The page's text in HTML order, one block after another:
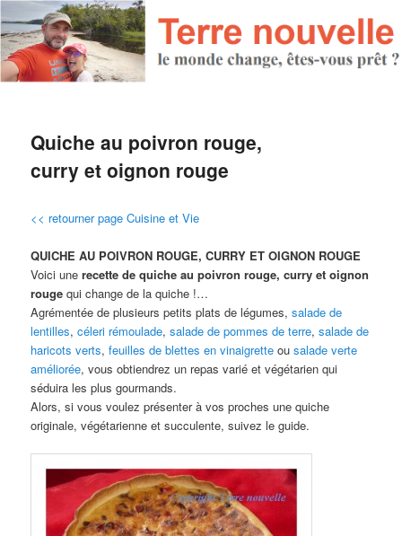
Quiche au poivron rouge,
curry et oignon rouge
<< retourner page Cuisine et Vie
QUICHE AU POIVRON ROUGE, CURRY ET OIGNON ROUGE
Voici unerecette de quiche au poivron rouge, curry et oignon
rouge qui change de la quiche !…
Agrémentée de plusieurs petits plats de légumes,salade de
lentilles,céleri rémoulade,salade de pommes de terre,salade de
haricots verts,feuilles de blettes en vinaigrette ousalade verte
améliorée, vous obtiendrez un repas varié et végétarien qui
séduira les plus gourmands.
Alors, si vous voulez présenter à vos proches une quiche
originale, végétarienne et succulente, suivez le guide.